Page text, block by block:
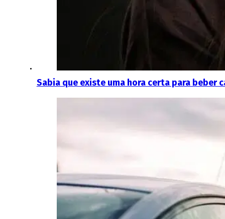
Sabia que existe uma hora certa para beber